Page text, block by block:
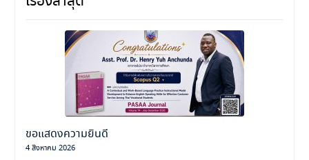
ขอแสดงความยินดี
4 สิงหาคม 2026